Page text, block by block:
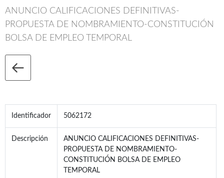
ANUNCIO CALIFICACIONES DEFINITIVAS-
PROPUESTA DE NOMBRAMIENTO-CONSTITUCIÓN
BOLSA DE EMPLEO TEMPORAL
Identificador 5062172
Descripción
ANUNCIO CALIFICACIONES DEFINITIVAS-
PROPUESTA DE NOMBRAMIENTO-
CONSTITUCIÓN BOLSA DE EMPLEO
TEMPORAL